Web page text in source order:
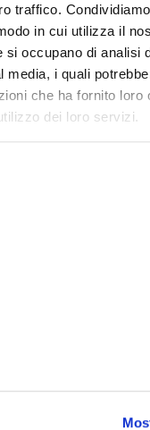
traffico.
in cui utilizza il
si occupano di analisi
media, i quali
che ha fornito loro
dei loro servizi.
prodotto